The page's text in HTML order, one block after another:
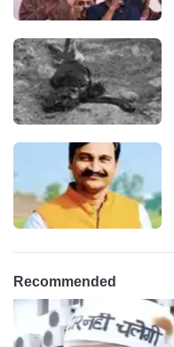
Recommended